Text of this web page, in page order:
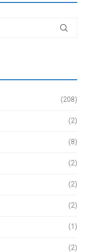
(208)
(2)
(8)
(2)
(2)
(2)
(1)
(2)